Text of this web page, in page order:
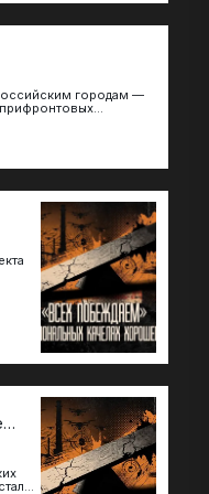
городам —
прифронтовых